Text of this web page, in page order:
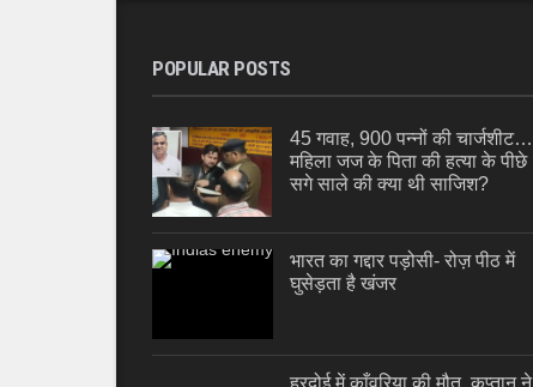
POPULAR POSTS
45 गवाह, 900 पन्नों की चार्जशीट…
महिला जज के पिता की हत्या के पीछे
सगे साले की क्या थी साजिश?
भारत का गद्दार पड़ोसी- रोज़ पीठ में
घुसेड़ता है खंजर
हरदोई में काँवरिया की मौत, कप्तान ने